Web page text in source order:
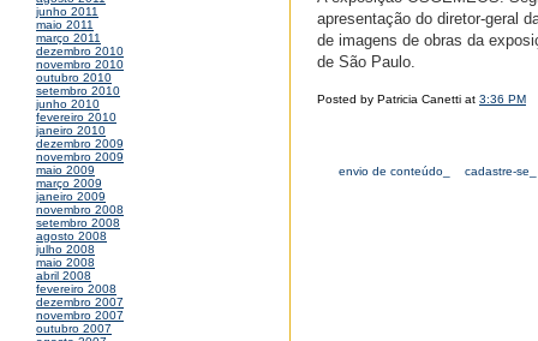
junho 2011
maio 2011
março 2011
dezembro 2010
novembro 2010
outubro 2010
setembro 2010
junho 2010
fevereiro 2010
janeiro 2010
dezembro 2009
novembro 2009
maio 2009
março 2009
janeiro 2009
novembro 2008
setembro 2008
agosto 2008
julho 2008
maio 2008
abril 2008
fevereiro 2008
dezembro 2007
novembro 2007
outubro 2007
apresentação do diretor-geral
de imagens de obras da
de São Paulo.
Posted by Patricia Canetti at 3:36 PM
envio de conteúdo_ cadastre-se_